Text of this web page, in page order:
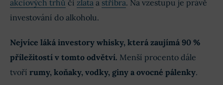
akciových trhů či zlata a stříbra. Na vzestupu je právě
investování do alkoholu.
Nejvíce láká investory whisky, která zaujímá 90 %
příležitostí v tomto odvětví. Menší procento dále
tvoří rumy, koňaky, vodky, giny a ovocné pálenky.